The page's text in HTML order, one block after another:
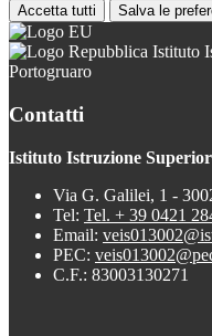
Accetta tutti Salva le
Istituto
Portogruaro
Contatti
Istituto Istruzione
Via G. Galilei, 1 -
Tel: Tel. + 39 0421
Email:
PEC:
C.F.: 83003130271